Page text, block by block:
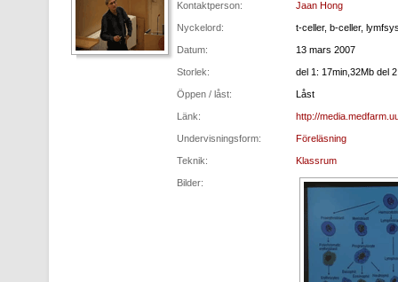
Kontaktperson: Jaan Hong
Nyckelord: t-celler, b-celler,
Datum: 13 mars 2007
Storlek: del 1: 17min,32Mb del
Öppen / låst: Låst
Länk: http://
Undervisningsform: Föreläsning
Teknik: Klassrum
Bilder: